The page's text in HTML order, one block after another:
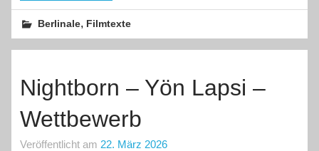
Berlinale, Filmtexte
Nightborn – Yön Lapsi –
Wettbewerb
Veröffentlicht am 22. März 2026